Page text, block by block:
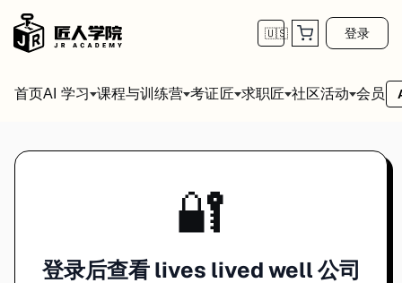
🇺🇸 登录
首页AI 学习 课程与训练营 考证匠 求职匠 社区活动 会员
🔐
登录后查看 lives lived well 公司